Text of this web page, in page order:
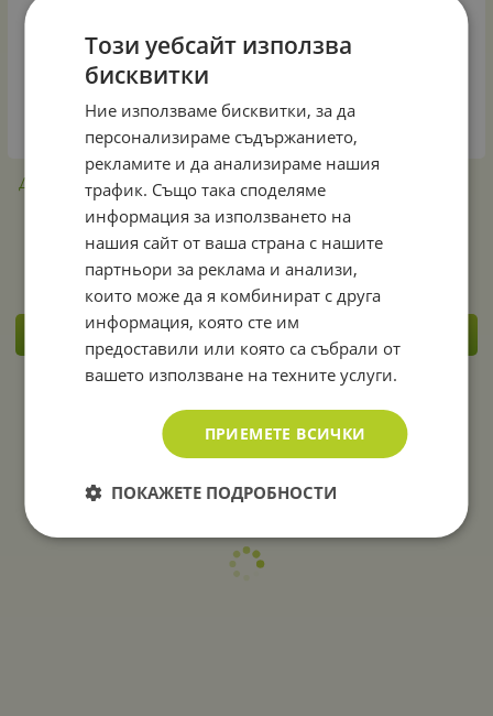
Джанта 5.5Jx14H2 за гума
175/65R14 и 185/70R14
35.79
КУПИ
ГУМА 175/70R13
На страница по:
Този уебсайт използва
бисквитки
Ние използваме бисквитки, за да
персонализираме съдържанието,
рекламите и да анализираме нашия
трафик. Също така споделяме
информация за използването на
нашия сайт от ваша страна с нашите
партньори за реклама и анализи,
които може да я комбинират с друга
информация, която сте им
предоставили или която са събрали от
вашето използване на техните услуги.
ПРИЕМЕТЕ ВСИЧКИ
ПОКАЖЕТЕ ПОДРОБНОСТИ